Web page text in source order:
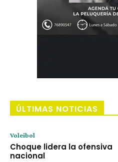
ÚLTIMAS NOTICIAS
Voleibol
Choque lidera la ofensiva
nacional